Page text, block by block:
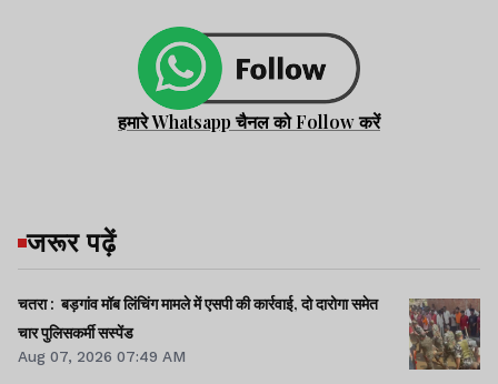
हमारे Whatsapp चैनल को Follow करें
जरूर पढ़ें
चतरा : बड़गांव मॉब लिंचिंग मामले में एसपी की कार्रवाई, दो दारोगा समेत
चार पुलिसकर्मी सस्पेंड
Aug 07, 2026 07:49 AM